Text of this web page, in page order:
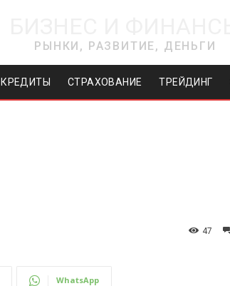
РЫНКИ, РАЗВИТИЕ, ДЕНЬГИ
КРЕДИТЫ СТРАХОВАНИЕ ТРЕЙДИНГ
47
WhatsApp